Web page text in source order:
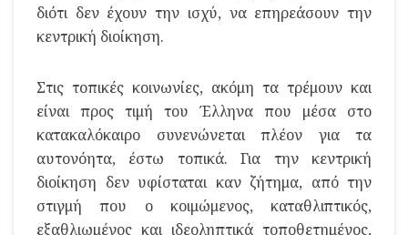
διότι δεν έχουν την ισχύ, να επηρεάσουν την
κεντρική διοίκηση.
Στις τοπικές κοινωνίες, ακόμη τα τρέμουν και
είναι προς τιμή του Έλληνα που μέσα στο
κατακαλόκαιρο συνενώνεται πλέον για τα
αυτονόητα, έστω τοπικά. Για την κεντρική
διοίκηση δεν υφίσταται καν ζήτημα, από την
στιγμή που ο κοιμώμενος, καταθλιπτικός,
εξαθλιωμένος και ιδεοληπτικά τοποθετημένος,